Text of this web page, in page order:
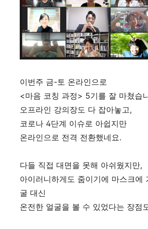
이번주 금-토 온라인으로
<마음 코칭 과정> 5기를 잘 마쳤습
오프라인 강의장도 다 잡아놓고,
코로나 4단계 이슈로 아쉽지만
온라인으로 전격 전환했네요.
다들 직접 대면을 못해 아쉬웠지만,
아이러니하게도 줌이기에 마스크에
굴 대신
온전한 얼굴을 볼 수 있었다는 장점